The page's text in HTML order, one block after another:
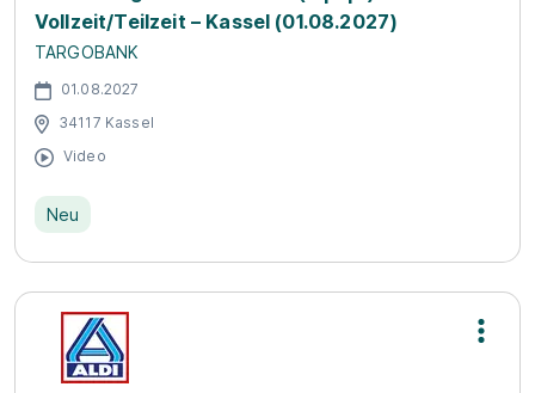
Vollzeit/Teilzeit – Kassel (01.08.2027)
TARGOBANK
01.08.2027
34117 Kassel
Video
Neu